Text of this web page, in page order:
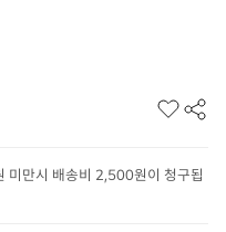
미만시 배송비 2,500원이 청구됩